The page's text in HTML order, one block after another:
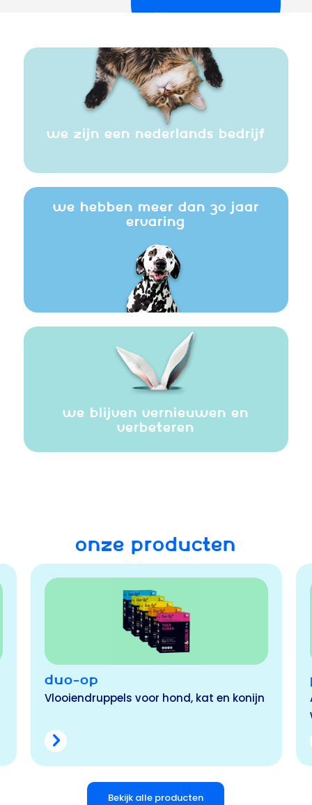
WE ZIJN EEN NEDERLANDS BEDRIJF
WE HEBBEN MEER DAN 30 JAAR
ERVARING
WE BLIJVEN VERNIEUWEN EN
VERBETEREN
ONZE PRODUCTEN
PETBOX
Alles-in-1 product tegen vlooien, teken én
Bekijk alle producten